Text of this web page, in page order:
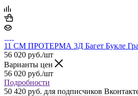
11 СМ ПРОТЕРМА 3Д Багет Букле
56 020 руб./шт
Варианты цен
56 020 руб./шт
Подробности
50 420 руб. для подписчиков